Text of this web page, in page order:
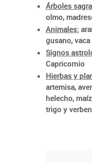
Árboles
olmo,
Animales:
gusano,
Signos
Capricornio
Hierbas y
artemisa,
helecho,
trigo y